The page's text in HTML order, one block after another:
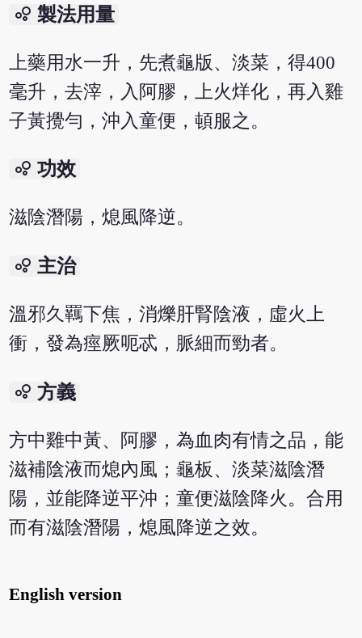
bubble_chart 製法用量
上藥用水一升，先煮龜版、淡菜，得400
毫升，去滓，入阿膠，上火烊化，再入雞
子黃攪勻，沖入童便，頓服之。
bubble_chart 功效
滋陰潛陽，熄風降逆。
bubble_chart 主治
溫邪久羈下焦，消爍肝腎陰液，虛火上
衝，發為痙厥呃忒，脈細而勁者。
bubble_chart 方義
方中雞中黃、阿膠，為血肉有情之品，能
滋補陰液而熄內風；龜板、淡菜滋陰潛
陽，並能降逆平沖；童便滋陰降火。合用
而有滋陰潛陽，熄風降逆之效。
English version